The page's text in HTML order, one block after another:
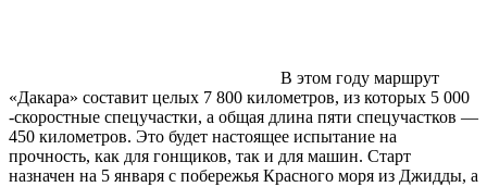
В этом году маршрут
«Дакара» составит целых 7 800 километров, из которых 5 000
-скоростные спецучастки, а общая длина пяти спецучастков —
450 километров. Это будет настоящее испытание на
прочность, как для гонщиков, так и для машин. Старт
назначен на 5 января с побережья Красного моря из Джидды, а